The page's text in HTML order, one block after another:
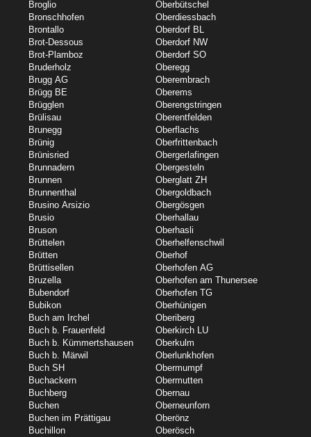
Broglio
Bronschhofen
Brontallo
Brot-Dessous
Brot-Plamboz
Bruderholz
Brugg AG
Brügg BE
Brügglen
Brülisau
Brunegg
Brünig
Brünisried
Brunnadern
Brunnen
Brunnenthal
Brusino Arsizio
Brusio
Bruson
Brüttelen
Brütten
Brüttisellen
Bruzella
Bubendorf
Bubikon
Buch am Irchel
Buch b. Frauenfeld
Buch b. Kümmertshausen
Buch b. Märwil
Buch SH
Buchackern
Buchberg
Buchen
Buchen im Prättigau
Buchillon
Oberbütschel
Oberdiessbach
Oberdorf BL
Oberdorf NW
Oberdorf SO
Oberegg
Oberembrach
Oberems
Oberengstringen
Oberentfelden
Oberflachs
Oberfrittenbach
Obergerlafingen
Obergesteln
Oberglatt ZH
Obergoldbach
Obergösgen
Oberhallau
Oberhasli
Oberhelfenschwil
Oberhof
Oberhofen AG
Oberhofen am Thunersee
Oberhofen TG
Oberhünigen
Oberiberg
Oberkirch LU
Oberkulm
Oberlunkhofen
Obermumpf
Obermutten
Obernau
Oberneunforn
Oberönz
Oberösch